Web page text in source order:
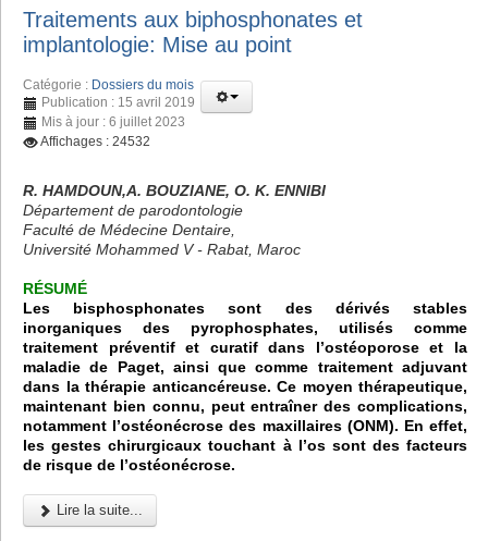
Traitements aux biphosphonates et
implantologie: Mise au point
Catégorie : Dossiers du mois
Publication : 15 avril 2019
Mis à jour : 6 juillet 2023
Affichages : 24532
R. HAMDOUN,A. BOUZIANE, O. K. ENNIBI
Département de parodontologie
Faculté de Médecine Dentaire,
Université Mohammed V - Rabat, Maroc
RÉSUMÉ
Les bisphosphonates sont des dérivés stables
inorganiques des pyrophosphates, utilisés comme
traitement préventif et curatif dans l’ostéoporose et la
maladie de Paget, ainsi que comme traitement adjuvant
dans la thérapie anticancéreuse. Ce moyen thérapeutique,
maintenant bien connu, peut entraîner des complications,
notamment l’ostéonécrose des maxillaires (ONM). En effet,
les gestes chirurgicaux touchant à l’os sont des facteurs
de risque de l’ostéonécrose.
Lire la suite...